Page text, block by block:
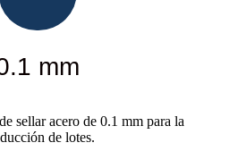
mm
sellar acero de 0.1 mm para la
de lotes.